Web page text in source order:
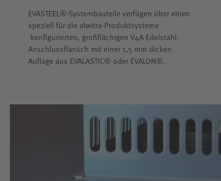
EVASTEEL®-Systembauteile verfügen über einen
speziell für die alwitra-Produktsysteme
konfigurierten, großflächigen V4A Edelstahl-
Anschlussflansch mit einer 1,5 mm dicken
Auflage aus EVALASTIC® oder EVALON®.